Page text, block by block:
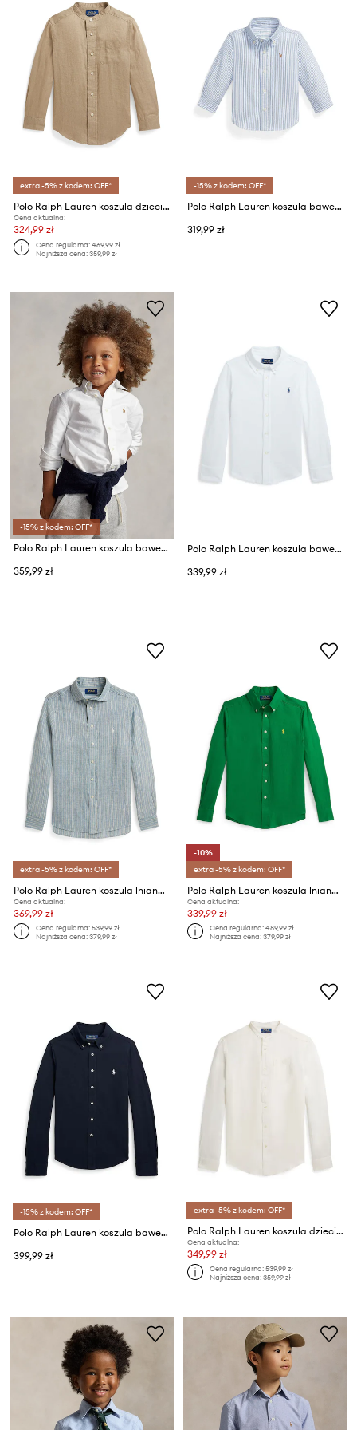
extra -5% z kodem: OFF*
Polo Ralph Lauren koszula dziecięca lniana
Cena aktualna:
324,99 zł
Cena regularna:469,99 zł
Najniższa cena:359,99 zł
-15% z kodem: OFF*
Polo Ralph Lauren koszula bawełniana niemowlęca
319,99 zł
-15% z kodem: OFF*
Polo Ralph Lauren koszula bawełniana dziecięca
359,99 zł
Polo Ralph Lauren koszula bawełniana dziecięca
339,99 zł
extra -5% z kodem: OFF*
Polo Ralph Lauren koszula lniana dziecięca
Cena aktualna:
369,99 zł
Cena regularna:539,99 zł
Najniższa cena:379,99 zł
-10%
extra -5% z kodem: OFF*
Polo Ralph Lauren koszula lniana dziecięca
Cena aktualna:
339,99 zł
Cena regularna:489,99 zł
Najniższa cena:379,99 zł
-15% z kodem: OFF*
Polo Ralph Lauren koszula bawełniana dziecięca
399,99 zł
extra -5% z kodem: OFF*
Polo Ralph Lauren koszula dziecięca lniana
Cena aktualna:
349,99 zł
Cena regularna:539,99 zł
Najniższa cena:359,99 zł